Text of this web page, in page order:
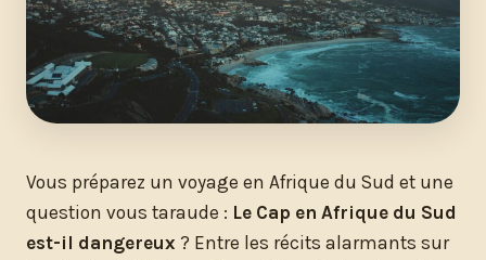
Vous préparez un voyage en Afrique du Sud et une
question vous taraude : Le Cap en Afrique du Sud
est-il dangereux ? Entre les récits alarmants sur